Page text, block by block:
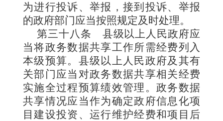
为进行投诉、举报，接到投诉、举报
的政府部门应当按照规定及时处理。
第三十八条 县级以上人民政府应
当将政务数据共享工作所需经费列入
本级预算。县级以上人民政府及其有
关部门应当对政务数据共享相关经费
实施全过程预算绩效管理。政务数据
共享情况应当作为确定政府信息化项
目建设投资、运行维护经费和项目后